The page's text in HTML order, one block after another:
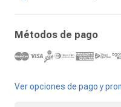
Métodos de pago
Ver opciones de pago y